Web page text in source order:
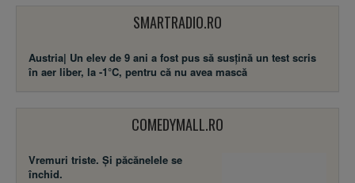
SMARTRADIO.RO
Austria| Un elev de 9 ani a fost pus să susţină un test scris
în aer liber, la -1°C, pentru că nu avea mască
COMEDYMALL.RO
Vremuri triste. Şi păcănelele se
închid.